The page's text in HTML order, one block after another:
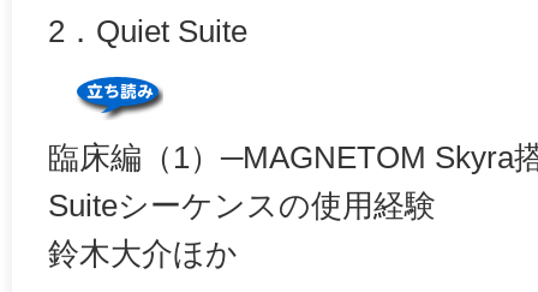
2．Quiet Suite
臨床編（1）─MAGNETOM Skyra
Suiteシーケンスの使用経験
鈴木大介ほか